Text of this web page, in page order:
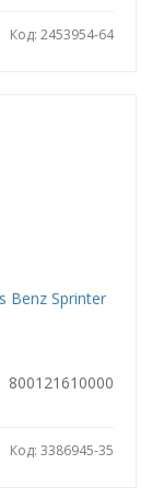
Код: 2453954-64
Benz Sprinter
800121610000
Код: 3386945-35